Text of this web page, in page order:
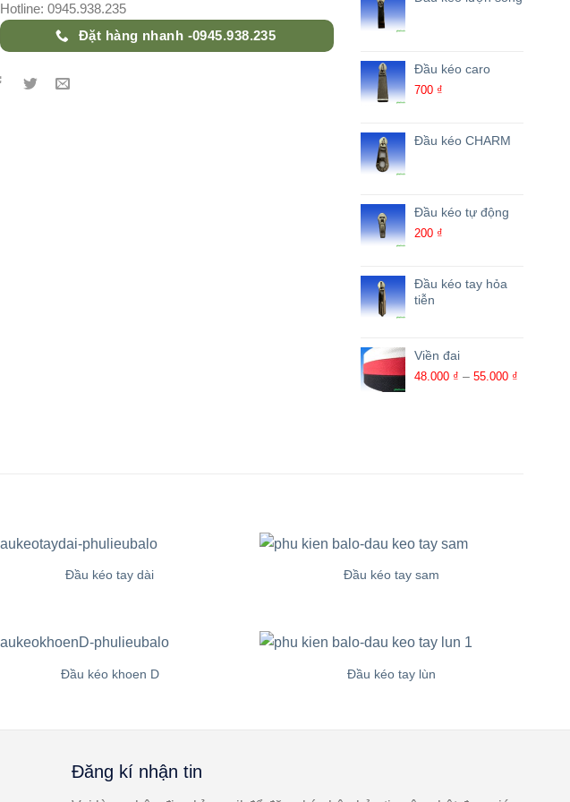
Hotline: 0945.938.235
Đặt hàng nhanh -0945.938.235
Đầu kéo caro
700 ₫
Đầu kéo CHARM
Đầu kéo tự động
200 ₫
Đầu kéo tay hỏa
tiễn
Viền đai
48.000 ₫ – 55.000 ₫
Đầu kéo tay dài Đầu kéo tay sam
Đầu kéo khoen D Đầu kéo tay lùn
Đăng kí nhận tin